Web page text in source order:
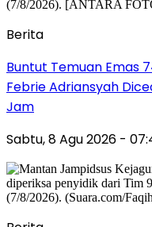
Berita
Buntut Temuan Emas
Febrie Adriansyah
Jam
Sabtu, 8 Agu 2026 -